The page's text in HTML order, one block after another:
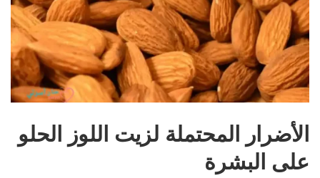
الأضرار المحتملة لزيت اللوز الحلو
على البشرة